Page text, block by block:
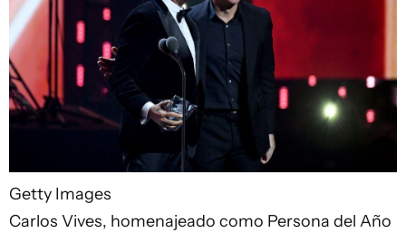
Getty Images
Carlos Vives, homenajeado como Persona del Año